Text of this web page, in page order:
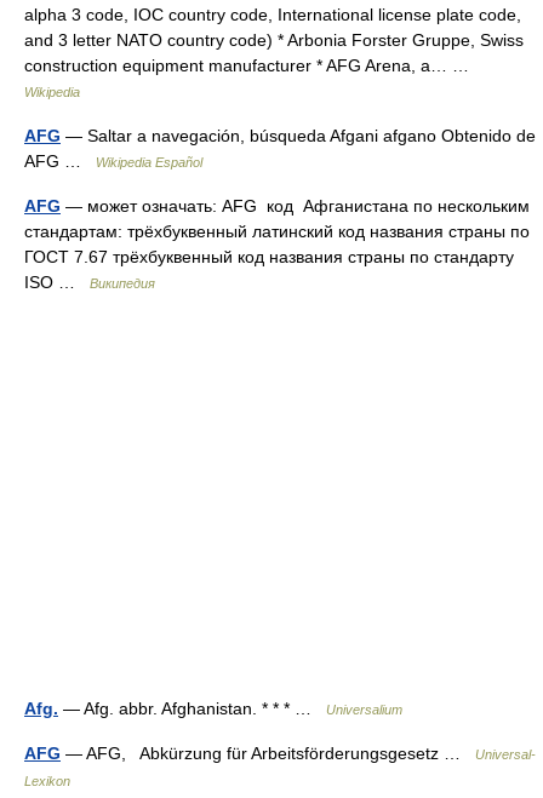
alpha 3 code, IOC country code, International license plate code,
and 3 letter NATO country code) * Arbonia Forster Gruppe, Swiss
construction equipment manufacturer * AFG Arena, a… …
Wikipedia
AFG — Saltar a navegación, búsqueda Afgani afgano Obtenido de
AFG …
Wikipedia Español
AFG — может означать: AFG код Афганистана по нескольким
стандартам: трёхбуквенный латинский код названия страны по
ГОСТ 7.67 трёхбуквенный код названия страны по стандарту
ISO …
Википедия
Afg. — Afg. abbr. Afghanistan. * * * … Universalium
AFG — AFG, Abkürzung für Arbeitsförderungsgesetz …
Universal-
Lexikon